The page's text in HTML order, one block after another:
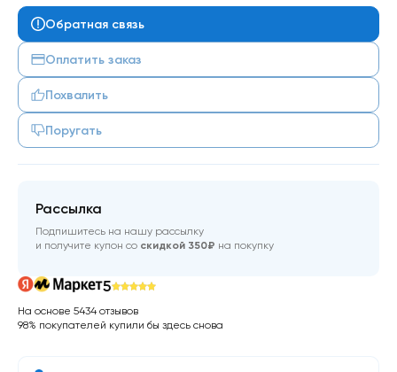
Обратная связь
Оплатить заказ
Похвалить
Поругать
Рассылка
Подпишитесь на нашу рассылку
и получите купон со скидкой 350₽ на покупку
5
На основе 5434 отзывов
98% покупателей купили бы здесь снова